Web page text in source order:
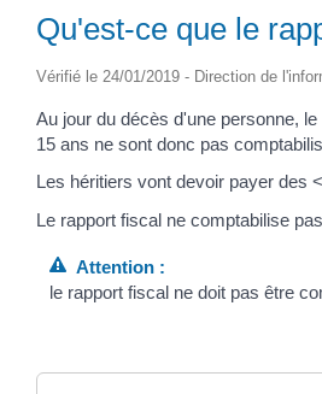
Qu'est-ce que le
Vérifié le 24/01/2019 - Direction de
Au jour du décès d'une personne,
15 ans ne sont donc pas
Les héritiers vont devoir payer des
Le rapport fiscal ne comptabilise
Attention :
le rapport fiscal ne doit pas être